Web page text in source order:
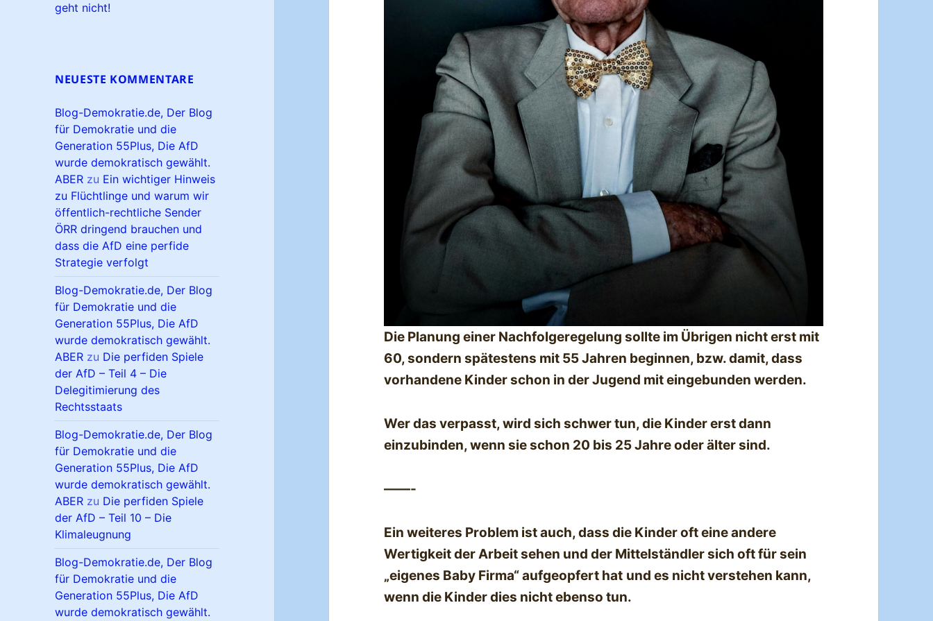
geht nicht!
NEUESTE KOMMENTARE
Blog-Demokratie.de, Der Blog
für Demokratie und die
Generation 55Plus, Die AfD
wurde demokratisch gewählt.
ABER zu Ein wichtiger Hinweis
zu Flüchtlinge und warum wir
öffentlich-rechtliche Sender
ÖRR dringend brauchen und
dass die AfD eine perfide
Strategie verfolgt
Blog-Demokratie.de, Der Blog
für Demokratie und die
Generation 55Plus, Die AfD
wurde demokratisch gewählt.
ABER zu Die perfiden Spiele
der AfD – Teil 4 – Die
Delegitimierung des
Rechtsstaats
Blog-Demokratie.de, Der Blog
für Demokratie und die
Generation 55Plus, Die AfD
wurde demokratisch gewählt.
ABER zu Die perfiden Spiele
der AfD – Teil 10 – Die
Klimaleugnung
Blog-Demokratie.de, Der Blog
für Demokratie und die
Generation 55Plus, Die AfD
wurde demokratisch gewählt.
Die Planung einer Nachfolgeregelung sollte im Übrigen nicht erst mit
60, sondern spätestens mit 55 Jahren beginnen, bzw. damit, dass
vorhandene Kinder schon in der Jugend mit eingebunden werden.
Wer das verpasst, wird sich schwer tun, die Kinder erst dann
einzubinden, wenn sie schon 20 bis 25 Jahre oder älter sind.
——-
Ein weiteres Problem ist auch, dass die Kinder oft eine andere
Wertigkeit der Arbeit sehen und der Mittelständler sich oft für sein
„eigenes Baby Firma“ aufgeopfert hat und es nicht verstehen kann,
wenn die Kinder dies nicht ebenso tun.